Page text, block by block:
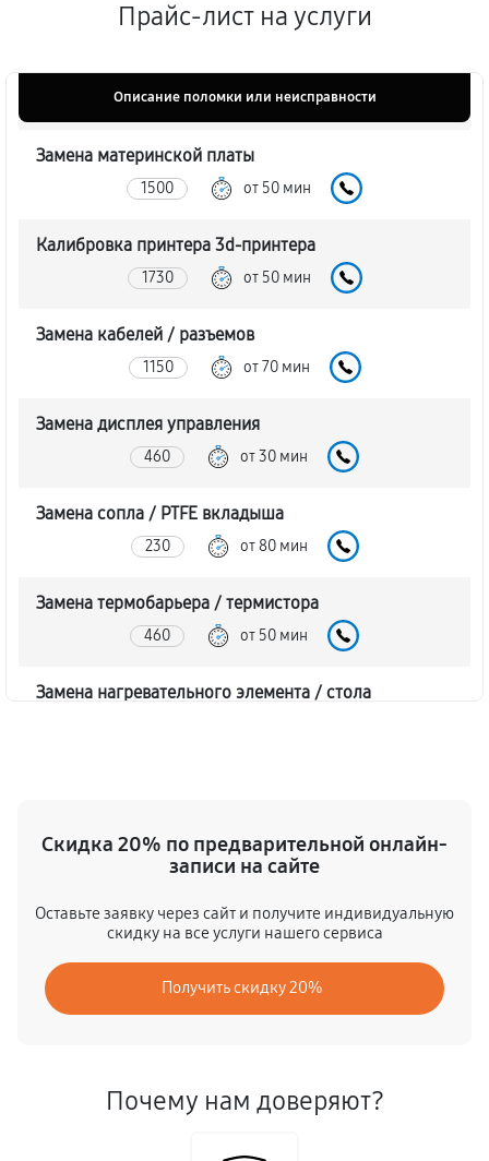
Прайс-лист на услуги
Описание поломки или неисправности
Замена материнской платы
1500 от 50 мин
Калибровка принтера 3d-принтера
1730 от 50 мин
Замена кабелей / разъемов
1150 от 70 мин
Замена дисплея управления
460 от 30 мин
Замена сопла / PTFE вкладыша
230 от 80 мин
Замена термобарьера / термистора
460 от 50 мин
Замена нагревательного элемента / стола
Замена платы лазерного модуля
Профилактика (чистка, смазка, пряжка)
580 от 60 мин
Скидка 20% по предварительной онлайн-
записи на сайте
Оставьте заявку через сайт и получите индивидуальную
скидку на все услуги нашего сервиса
Получить скидку 20%
Почему нам доверяют?